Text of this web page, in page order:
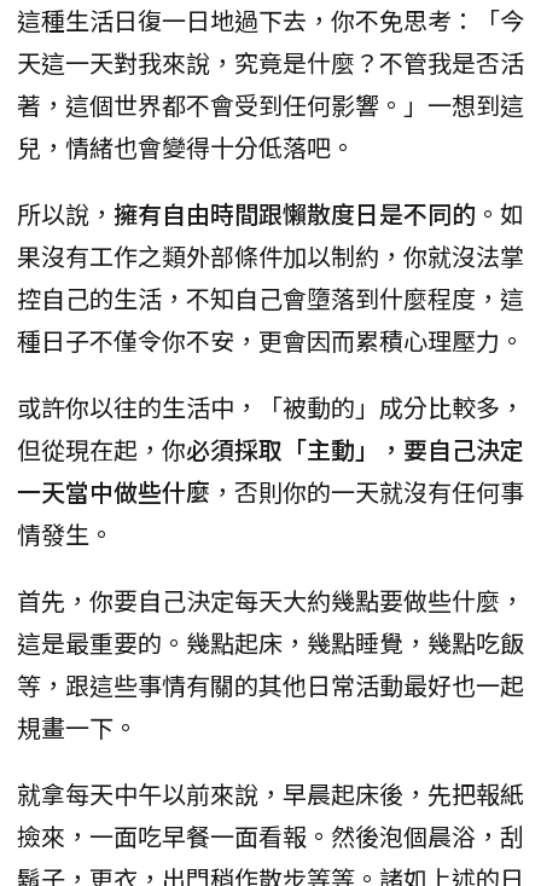
這種生活日復一日地過下去，你不免思考：「今
天這一天對我來說，究竟是什麼？不管我是否活
著，這個世界都不會受到任何影響。」一想到這
兒，情緒也會變得十分低落吧。
所以說， 擁有自由時間跟懶散度日是不同的 。如
果沒有工作之類外部條件加以制約，你就沒法掌
控自己的生活，不知自己會墮落到什麼程度，這
種日子不僅令你不安，更會因而累積心理壓力。
或許你以往的生活中，「被動的」成分比較多，
但從現在起，你必須採取「主動」，要自己決定
一天當中做些什麼 ，否則你的一天就沒有任何事
情發生。
首先，你要自己決定每天大約幾點要做些什麼，
這是最重要的。幾點起床，幾點睡覺，幾點吃飯
等，跟這些事情有關的其他日常活動最好也一起
規畫一下。
就拿每天中午以前來說，早晨起床後，先把報紙
撿來，一面吃早餐一面看報。然後泡個晨浴，刮
鬍子，更衣，出門稍作散步等等。諸如上述的日